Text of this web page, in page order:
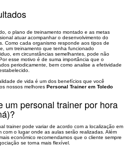
o plano de treinamento montado e as metas
atuar acompanhar o desenvolvimento do
Como cada organismo responde aos tipos de
um treinamento que tenha funcionado
em circunstâncias semelhantes, pode não
esse motivo é de suma importância que o
periodicamente, bem como analise a efetividade
de vida é um dos benefícios que você
nossos melhores Personal Trainer em Toledo
um personal trainer por hora
trainer pode variar de acordo com a localização em
com o lugar onde as aulas serão realizadas. Além
econômico recomendamos que o cliente sempre
se torna mais flexível.